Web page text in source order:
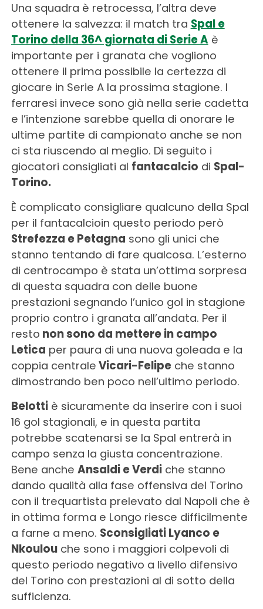
Una squadra è retrocessa, l’altra deve
ottenere la salvezza: il match tra Spal e
Torino della 36^ giornata di Serie Aè
importante per i granata che vogliono
ottenere il prima possibile la certezza di
giocare in Serie A la prossima stagione. I
ferraresi invece sono già nella serie cadetta
e l’intenzione sarebbe quella di onorare le
ultime partite di campionato anche se non
ci sta riuscendo al meglio. Di seguito i
giocatori consigliati al fantacalcio di Spal-
Torino.
È complicato consigliare qualcuno della Spal
per il fantacalcioin questo periodo però
Strefezza e Petagna sono gli unici che
stanno tentando di fare qualcosa. L’esterno
di centrocampo è stata un’ottima sorpresa
di questa squadra con delle buone
prestazioni segnando l’unico gol in stagione
proprio contro i granata all’andata. Per il
resto non sono da mettere in campo
Letica per paura di una nuova goleada e la
coppia centrale Vicari-Felipeche stanno
dimostrando ben poco nell’ultimo periodo.
Belottiè sicuramente da inserire con i suoi
16 gol stagionali, e in questa partita
potrebbe scatenarsi se la Spal entrerà in
campo senza la giusta concentrazione.
Bene anche Ansaldi e Verdiche stanno
dando qualità alla fase offensiva del Torino
con il trequartista prelevato dal Napoli che è
in ottima forma e Longo riesce difficilmente
a farne a meno. Sconsigliati Lyanco e
Nkoulouche sono i maggiori colpevoli di
questo periodo negativo a livello difensivo
del Torino con prestazioni al di sotto della
sufficienza.